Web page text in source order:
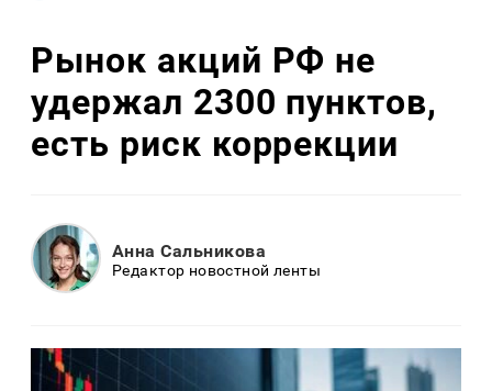
Рынок акций РФ не
удержал 2300 пунктов,
есть риск коррекции
Анна Сальникова
Редактор новостной ленты